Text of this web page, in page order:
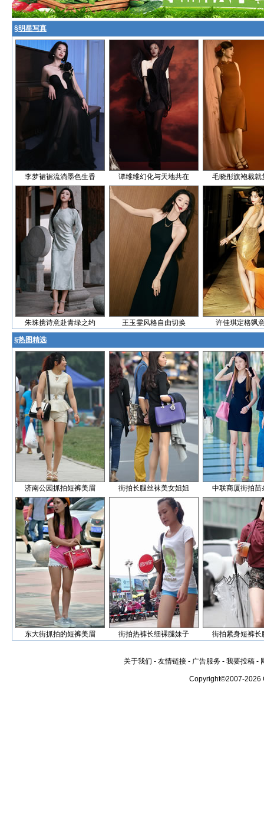
§明星写真
李梦裙裾流淌墨色生香 谭维维幻化与天地共在 毛晓彤旗袍裁就
朱珠携诗意赴青绿之约 王玉雯风格自由切换 许佳琪定格飒
§热图精选
济南公园抓拍短裤美眉 街拍长腿丝袜美女姐姐 中联商厦街拍苗
东大街抓拍的短裤美眉 街拍热裤长细裸腿妹子 街拍紧身短裤长
关于我们 - 友情链接 - 广告服务 - 我要投稿 -
Copyright©2007-2026